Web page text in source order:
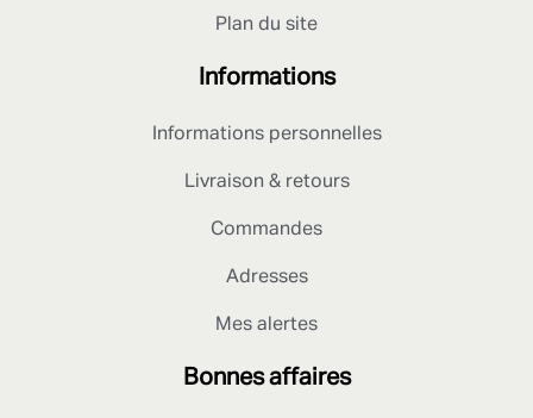
Plan du site
Informations
Informations personnelles
Livraison & retours
Commandes
Adresses
Mes alertes
Bonnes affaires